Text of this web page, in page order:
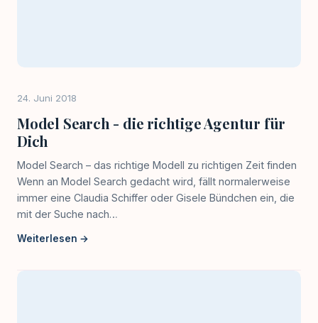
24. Juni 2018
Model Search - die richtige Agentur für
Dich
Model Search – das richtige Modell zu richtigen Zeit finden
Wenn an Model Search gedacht wird, fällt normalerweise
immer eine Claudia Schiffer oder Gisele Bündchen ein, die
mit der Suche nach…
Weiterlesen →